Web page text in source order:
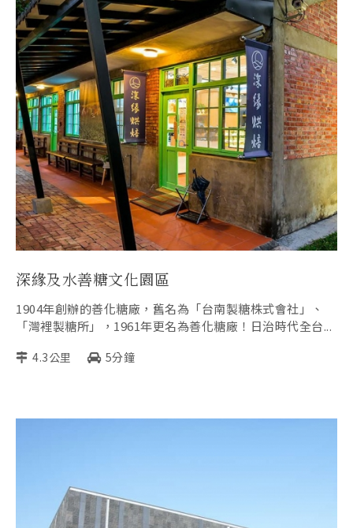
深緣及水善糖文化園區
1904年創辦的善化糖廠，舊名為「台南製糖株式會社」、
「灣裡製糖所」，1961年更名為善化糖廠！日治時代全台...
4.3公里 5分鐘